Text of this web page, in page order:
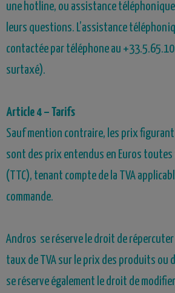
une hotline, ou assistance
leurs questions. L’assistance
contactée par téléphone au
surtaxé).
Article 4 – Tarifs
Sauf mention contraire, les prix
sont des prix entendus en Euros
(TTC), tenant compte de la TVA
commande.
Andros se réserve le droit de
taux de TVA sur le prix des produits ou
se réserve également le droit de